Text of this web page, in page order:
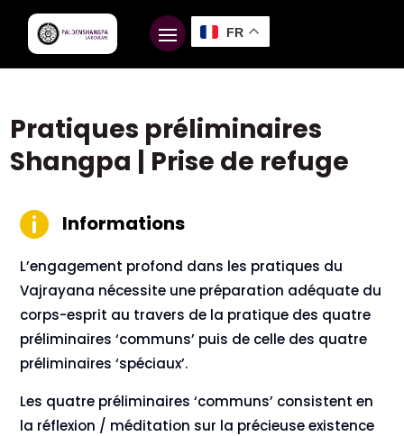
Pratiques préliminaires
Shangpa | Prise de refuge
 Informations
L’engagement profond dans les pratiques du
Vajrayana nécessite une préparation adéquate du
corps-esprit au travers de la pratique des quatre
préliminaires ‘communs’ puis de celle des quatre
préliminaires ‘spéciaux’.
Les quatre préliminaires ‘communs’ consistent en
la réflexion / méditation sur la précieuse existence
FR